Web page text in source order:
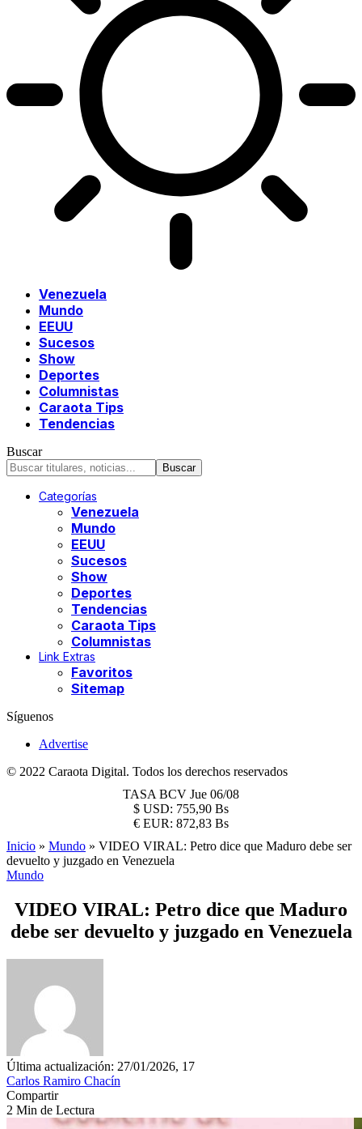
Venezuela
Mundo
EEUU
Sucesos
Show
Deportes
Columnistas
Caraota Tips
Tendencias
Buscar
Categorías
Venezuela
Mundo
EEUU
Sucesos
Show
Deportes
Tendencias
Caraota Tips
Columnistas
Link Extras
Favoritos
Sitemap
Síguenos
Advertise
© 2022 Caraota Digital. Todos los derechos reservados
TASA BCV Jue 06/08
$ USD: 755,90 Bs
€ EUR: 872,83 Bs
Inicio » Mundo » VIDEO VIRAL: Petro dice que Maduro debe ser
devuelto y juzgado en Venezuela
Mundo
VIDEO VIRAL: Petro dice que Maduro
debe ser devuelto y juzgado en Venezuela
Última actualización: 27/01/2026, 17
Carlos Ramiro Chacín
Compartir
2 Min de Lectura